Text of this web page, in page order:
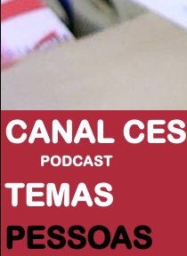
CANAL CES
PODCAST
TEMAS
PESSOAS